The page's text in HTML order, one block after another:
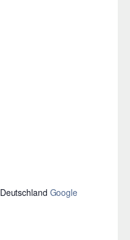
Deutschland Google